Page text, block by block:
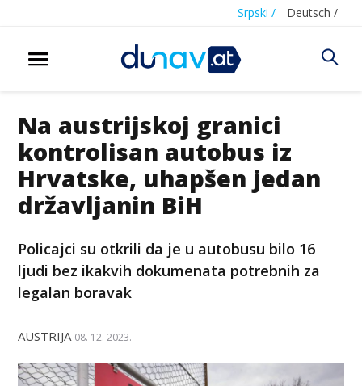
Srpski / Deutsch /
Na austrijskoj granici
kontrolisan autobus iz
Hrvatske, uhapšen jedan
državljanin BiH
Policajci su otkrili da je u autobusu bilo 16
ljudi bez ikakvih dokumenata potrebnih za
legalan boravak
AUSTRIJA 08. 12. 2023.